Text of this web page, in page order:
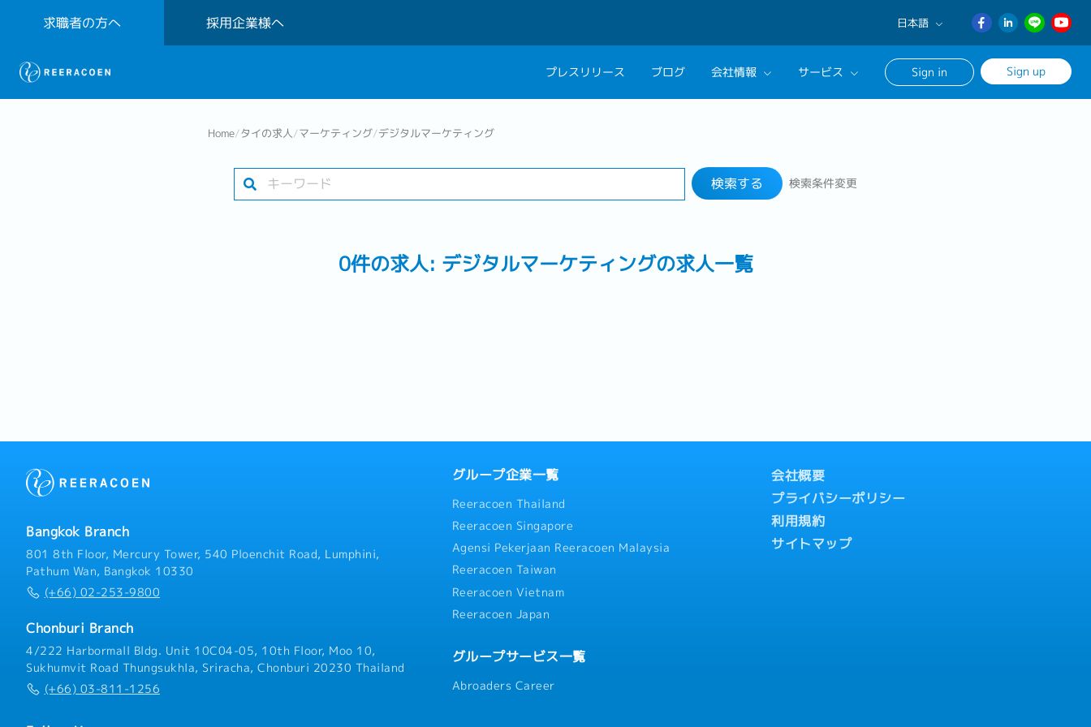
求職者の方へ 採用企業様へ 日本語
English
日本語
プレスリリース ブログ 会社情報
グループ代表メッセージ
サービス Sign in Sign up
業界
Home/タイの求人/マーケティング/デジタルマーケティング
検索する 検索条件変更
0件の求人: デジタルマーケティングの求人一覧
Bangkok Branch
801 8th Floor, Mercury Tower, 540 Ploenchit Road, Lumphini,
Pathum Wan, Bangkok 10330
(+66) 02-253-9800
Chonburi Branch
4/222 Harbormall Bldg. Unit 10C04-05, 10th Floor, Moo 10,
Sukhumvit Road Thungsukhla, Sriracha, Chonburi 20230 Thailand
(+66) 03-811-1256
グループ企業一覧
Reeracoen Thailand
Reeracoen Singapore
Agensi Pekerjaan Reeracoen Malaysia
Reeracoen Taiwan
Reeracoen Vietnam
Reeracoen Japan
グループサービス一覧
Abroaders Career
会社概要
プライバシーポリシー
利用規約
サイトマップ